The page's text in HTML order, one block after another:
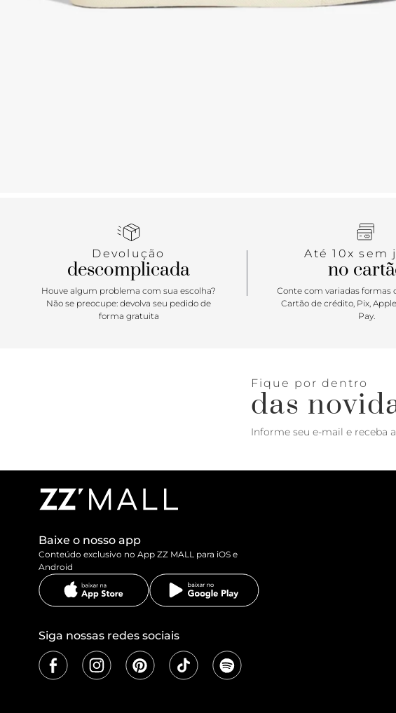
Devolução
descomplicada
Houve algum problema com sua escolha?
Não se preocupe: devolva seu pedido de
forma gratuita
Até 10x sem
no
Conte com variadas formas
Cartão de crédito, Pix,
Pay.
Fique por dentro
das
Informe seu e-mail e receba
Baixe o nosso app
Conteúdo exclusivo no App ZZ MALL para iOS e
Android
Siga nossas redes sociais